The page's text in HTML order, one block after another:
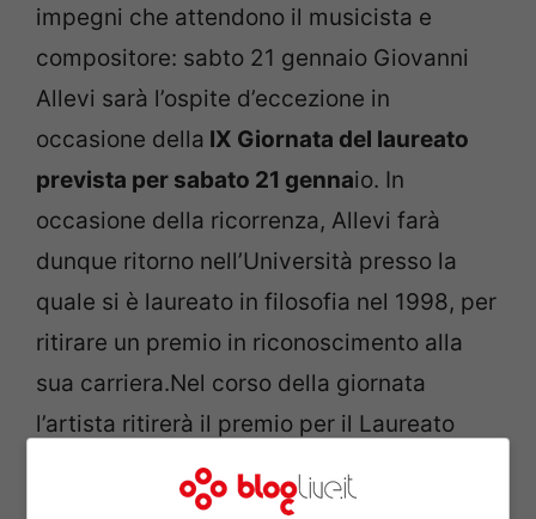
impegni che attendono il musicista e
compositore: sabto 21 gennaio Giovanni
Allevi sarà l’ospite d’eccezione in
occasione della IX Giornata del laureato
prevista per sabato 21 gennaio. In
occasione della ricorrenza, Allevi farà
dunque ritorno nell’Università presso la
quale si è laureato in filosofia nel 1998, per
ritirare un premio in riconoscimento alla
sua carriera.Nel corso della giornata
l’artista ritirerà il premio per il Laureato
dell’anno, per poi presentare la sua terza
fatica letteraria: non solo musicista, ma